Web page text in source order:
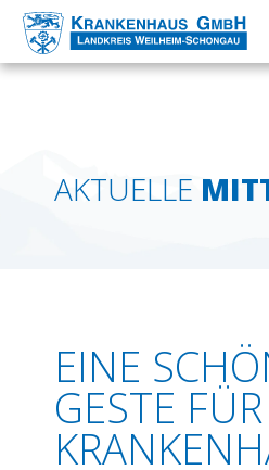
PRESSE
AKTUELLE
EINE
GESTE